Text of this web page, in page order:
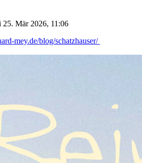
25. Mär 2026, 11:06
mey.de/blog/schatzhauser/